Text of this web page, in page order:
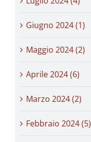
Giugno 2024 (1)
Maggio 2024 (2)
Aprile 2024 (6)
Marzo 2024 (2)
Febbraio 2024 (5)